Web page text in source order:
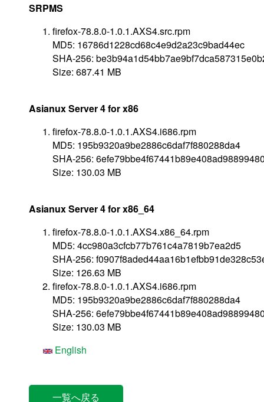
SRPMS
firefox-78.8.0-1.0.1.AXS4.src.rpm
MD5: 16786d1228cd68c4e9d2a23c9bad44ec
SHA-256:
Size: 687.41 MB
Asianux Server 4 for x86
firefox-78.8.0-1.0.1.AXS4.i686.rpm
MD5: 195b9320a9be2886c6daf7f880288da4
SHA-256:
Size: 130.03 MB
Asianux Server 4 for x86_64
firefox-78.8.0-1.0.1.AXS4.x86_64.rpm
MD5: 4cc980a3cfcb77b761c4a7819b7ea2d5
SHA-256:
Size: 126.63 MB
firefox-78.8.0-1.0.1.AXS4.i686.rpm
MD5: 195b9320a9be2886c6daf7f880288da4
SHA-256:
Size: 130.03 MB
English
一覧へ戻る